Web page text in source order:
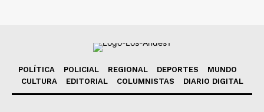
POLÍTICA POLICIAL REGIONAL DEPORTES
MUNDO
CULTURA
EDITORIAL COLUMNISTAS DIARIO DIGITAL